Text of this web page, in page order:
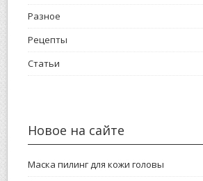
Разное
Рецепты
Статьи
Новое на сайте
Маска пилинг для кожи головы